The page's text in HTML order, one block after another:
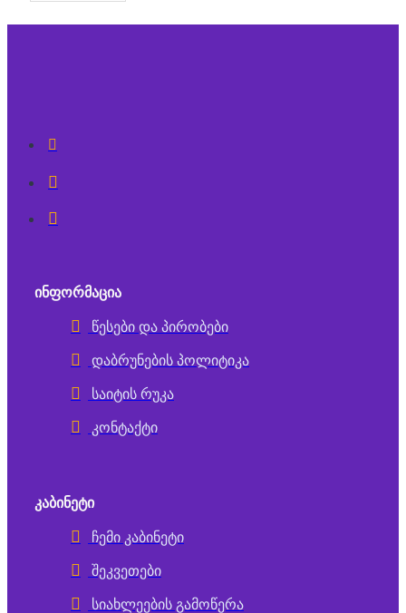
ᲘᲜᲤᲝᲠᲛᲐᲪᲘᲐ
წესები და პირობები
დაბრუნების პოლიტიკა
საიტის რუკა
კონტაქტი
ᲙᲐᲑᲘᲜᲔᲢᲘ
ჩემი კაბინეტი
შეკვეთები
სიახლეების გამოწერა